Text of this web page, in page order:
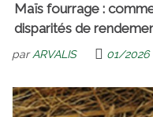
Maïs fourrage :
disparités de
parARVALIS 01/2026